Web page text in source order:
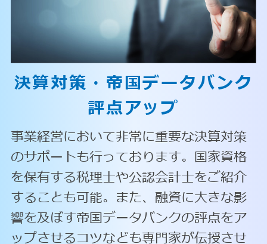
決算対策・ 帝国データバンク
評点アップ
事業経営において非常に重要な決算対策
のサポートも行っております。国家資格
を保有する税理士や公認会計士をご紹介
することも可能。また、融資に大きな影
響を及ぼす帝国データバンクの評点をア
ップさせるコツなども専門家が伝授させ